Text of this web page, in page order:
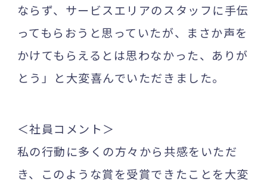
ならず、サービスエリアのスタッフに手伝
ってもらおうと思っていたが、まさか声を
かけてもらえるとは思わなかった、ありが
とう」と大変喜んでいただきました。
＜社員コメント＞
私の行動に多くの方々から共感をいただ
き、このような賞を受賞できたことを大変